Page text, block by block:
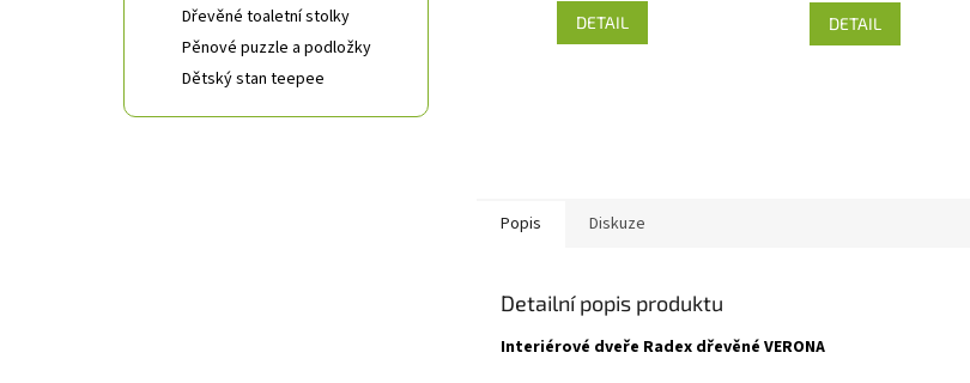
Dřevěné toaletní stolky
Pěnové puzzle a podložky
Dětský stan teepee
DETAIL DETAIL
Popis Diskuze
Detailní popis produktu
Interiérové dveře Radex dřevěné VERONA